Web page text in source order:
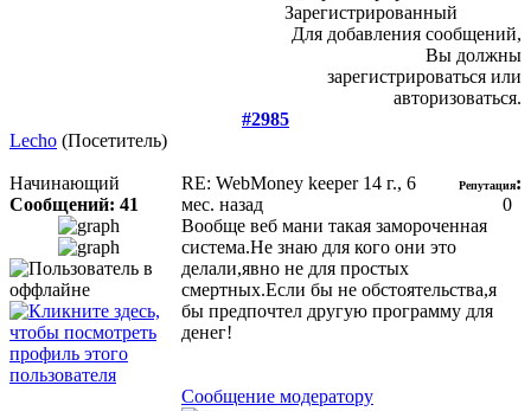
Зарегистрированный
Для добавления сообщений,
Вы должны
зарегистрироваться или
авторизоваться.
#2985
Lecho (Посетитель)
Начинающий
Сообщений: 41
RE: WebMoney keeper 14 г., 6
мес. назад
Репутация:
0
Вообще веб мани такая замороченная
система.Не знаю для кого они это
делали,явно не для простых
смертных.Если бы не обстоятельства,я
бы предпочтел другую программу для
денег!
Сообщение модератору